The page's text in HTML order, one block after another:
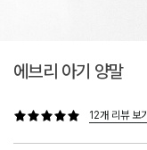
에브리 아기 양말
12개 리뷰 보기